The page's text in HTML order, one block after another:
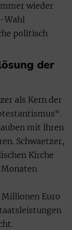
wieder
Wahl
politisch
der
als Kern der
mit ihren
Schwaetzer,
Kirche
Monaten
Millionen Euro